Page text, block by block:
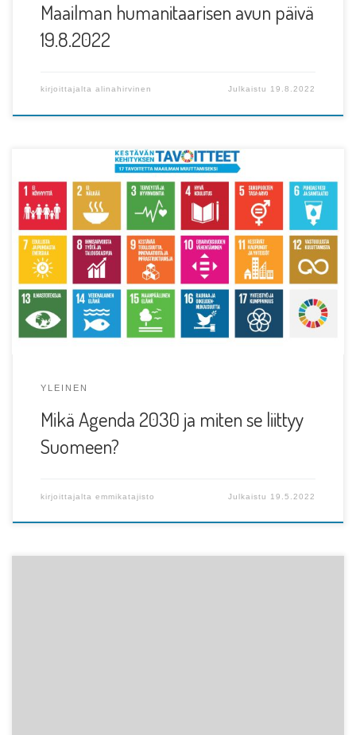
Maailman humanitaarisen avun päivä
19.8.2022
kirjoittajalta alinahirvinen Julkaistu 19.8.2022
Vuonna 2015 YK:n jäsenmaat sopivat uusista kestävän
kehityksen tavoitteista vuosille 2016–2030. Uusien
tavoitteiden myötä on […]
YLEINEN
Mikä Agenda 2030 ja miten se liittyy
Suomeen?
kirjoittajalta emmikatajisto Julkaistu 19.5.2022